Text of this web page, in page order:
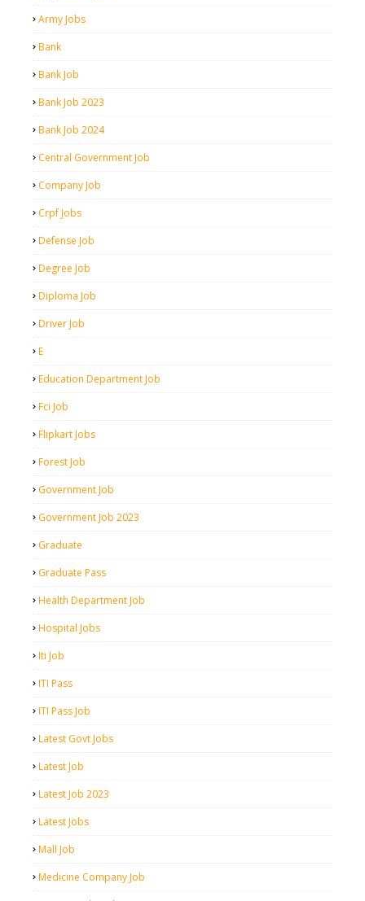
Army Jobs
Bank
Bank Job
Bank Job 2023
Bank Job 2024
Central Government Job
Company Job
Crpf Jobs
Defense Job
Degree Job
Diploma Job
Driver Job
E
Education Department Job
Fci Job
Flipkart Jobs
Forest Job
Government Job
Government Job 2023
Graduate
Graduate Pass
Health Department Job
Hospital Jobs
Iti Job
ITI Pass
ITI Pass Job
Latest Govt Jobs
Latest Job
Latest Job 2023
Latest Jobs
Mall Job
Medicine Company Job